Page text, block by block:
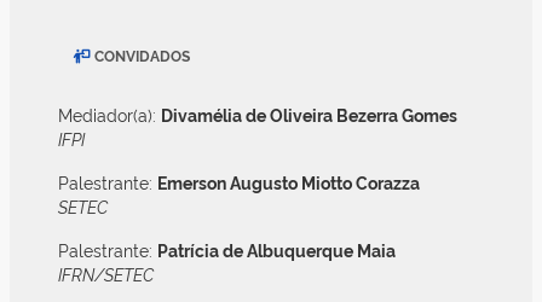
CONVIDADOS
Mediador(a): Divamélia de Oliveira Bezerra Gomes
IFPI
Palestrante: Emerson Augusto Miotto Corazza
SETEC
Palestrante: Patrícia de Albuquerque Maia
IFRN/SETEC